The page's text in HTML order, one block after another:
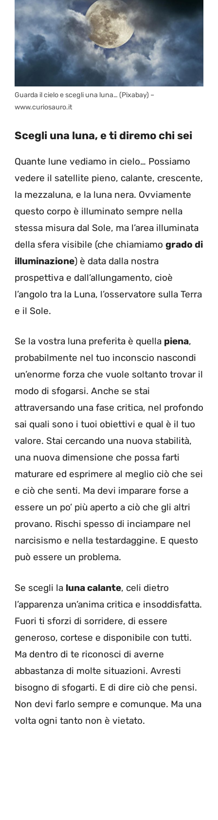
Guarda il cielo e scegli una luna… (Pixabay) –
www.curiosauro.it
Scegli una luna, e ti diremo chi sei
Quante lune vediamo in cielo… Possiamo
vedere il satellite pieno, calante, crescente,
la mezzaluna, e la luna nera. Ovviamente
questo corpo è illuminato sempre nella
stessa misura dal Sole, ma l’area illuminata
della sfera visibile (che chiamiamo grado di
illuminazione) è data dalla nostra
prospettiva e dall’allungamento, cioè
l’angolo tra la Luna, l’osservatore sulla Terra
e il Sole.
Se la vostra luna preferita è quella piena,
probabilmente nel tuo inconscio nascondi
un’enorme forza che vuole soltanto trovar il
modo di sfogarsi. Anche se stai
attraversando una fase critica, nel profondo
sai quali sono i tuoi obiettivi e qual è il tuo
valore. Stai cercando una nuova stabilità,
una nuova dimensione che possa farti
maturare ed esprimere al meglio ciò che sei
e ciò che senti. Ma devi imparare forse a
essere un po’ più aperto a ciò che gli altri
provano. Rischi spesso di inciampare nel
narcisismo e nella testardaggine. E questo
può essere un problema.
Se scegli la luna calante, celi dietro
l’apparenza un’anima critica e insoddisfatta.
Fuori ti sforzi di sorridere, di essere
generoso, cortese e disponibile con tutti.
Ma dentro di te riconosci di averne
abbastanza di molte situazioni. Avresti
bisogno di sfogarti. E di dire ciò che pensi.
Non devi farlo sempre e comunque. Ma una
volta ogni tanto non è vietato.